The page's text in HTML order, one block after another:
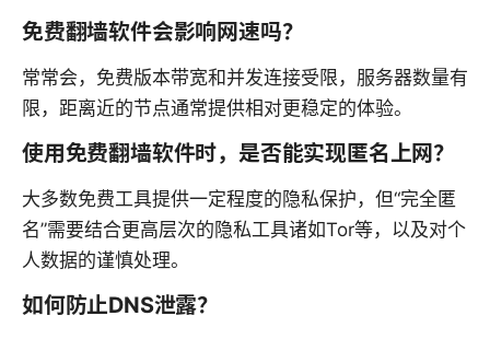
免费翻墙软件会影响网速吗？
常常会，免费版本带宽和并发连接受限，服务器数量有
限，距离近的节点通常提供相对更稳定的体验。
使用免费翻墙软件时，是否能实现匿名上网？
大多数免费工具提供一定程度的隐私保护，但“完全匿
名”需要结合更高层次的隐私工具诸如Tor等，以及对个
人数据的谨慎处理。
如何防止DNS泄露？